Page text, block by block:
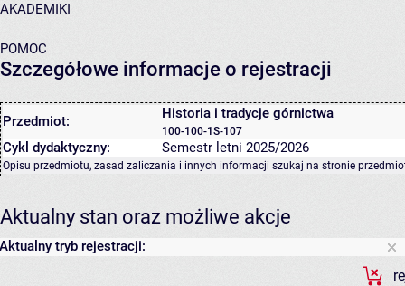
AKADEMIKI
POMOC
Szczegółowe informacje o rejestracji
Przedmiot: Historia i tradycje górnictwa
100-100-1S-107
Cykl dydaktyczny: Semestr letni 2025/2026
Opisu przedmiotu, zasad zaliczania i innych informacji szukaj na stronie
Aktualny stan oraz możliwe akcje
Aktualny tryb rejestracji: